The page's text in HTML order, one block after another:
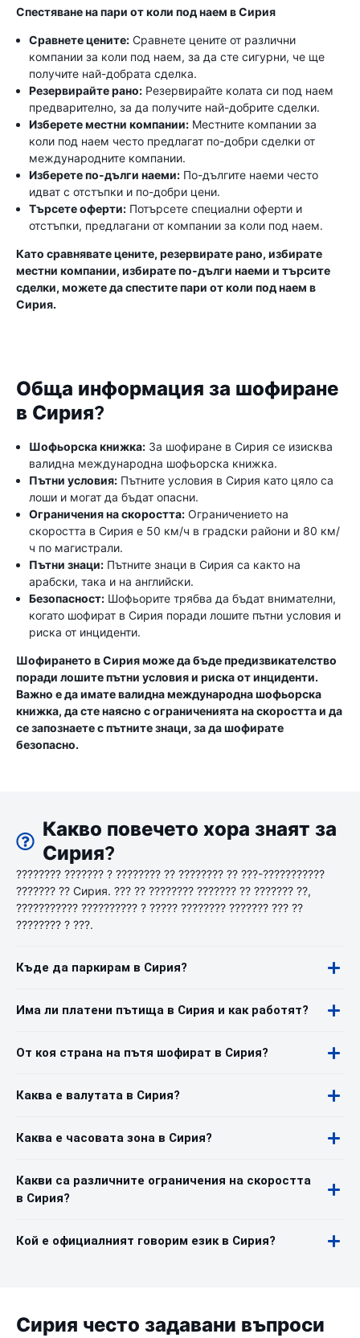
Спестяване на пари от коли под наем в Сирия
Сравнете цените: Сравнете цените от различни
компании за коли под наем, за да сте сигурни, че ще
получите най-добрата сделка.
Резервирайте рано: Резервирайте колата си под наем
предварително, за да получите най-добрите сделки.
Изберете местни компании: Местните компании за
коли под наем често предлагат по-добри сделки от
международните компании.
Изберете по-дълги наеми: По-дългите наеми често
идват с отстъпки и по-добри цени.
Търсете оферти: Потърсете специални оферти и
отстъпки, предлагани от компании за коли под наем.
Като сравнявате цените, резервирате рано, избирате
местни компании, избирате по-дълги наеми и търсите
сделки, можете да спестите пари от коли под наем в
Сирия.
Обща информация за шофиране
в Сирия?
Шофьорска книжка: За шофиране в Сирия се изисква
валидна международна шофьорска книжка.
Пътни условия: Пътните условия в Сирия като цяло са
лоши и могат да бъдат опасни.
Ограничения на скоростта: Ограничението на
скоростта в Сирия е 50 км/ч в градски райони и 80 км/
ч по магистрали.
Пътни знаци: Пътните знаци в Сирия са както на
арабски, така и на английски.
Безопасност: Шофьорите трябва да бъдат внимателни,
когато шофират в Сирия поради лошите пътни условия и
риска от инциденти.
Шофирането в Сирия може да бъде предизвикателство
поради лошите пътни условия и риска от инциденти.
Важно е да имате валидна международна шофьорска
книжка, да сте наясно с ограниченията на скоростта и да
се запознаете с пътните знаци, за да шофирате
безопасно.
Какво повечето хора знаят за
Сирия?
???????? ??????? ? ???????? ?? ???????? ?? ???-???????????
??????? ?? Сирия. ??? ?? ???????? ??????? ?? ??????? ??,
??????????? ?????????? ? ????? ???????? ??????? ??? ??
???????? ? ???.
Къде да паркирам в Сирия?
Има ли платени пътища в Сирия и как работят?
От коя страна на пътя шофират в Сирия?
Каква е валутата в Сирия?
Каква е часовата зона в Сирия?
Какви са различните ограничения на скоростта
в Сирия?
Кой е официалният говорим език в Сирия?
Сирия често задавани въпроси